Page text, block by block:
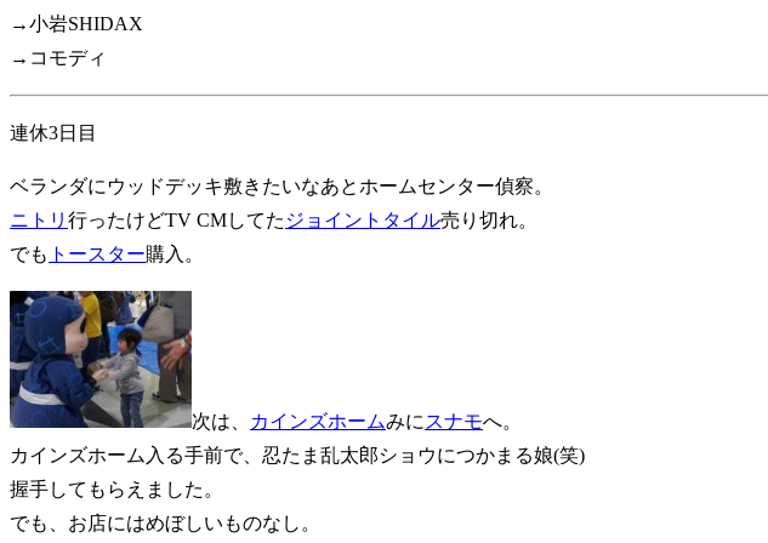
→小岩SHIDAX
→コモディ
連休3日目
ベランダにウッドデッキ敷きたいなあとホームセンター偵察。
ニトリ 行ったけどTV CMしてた ジョイントタイル売り切れ。
でも トースター購入。
次は、 カインズホームみに スナモへ。
カインズホーム入る手前で、忍たま乱太郎ショウにつかまる娘(笑)
握手してもらえました。
でも、お店にはめぼしいものなし。